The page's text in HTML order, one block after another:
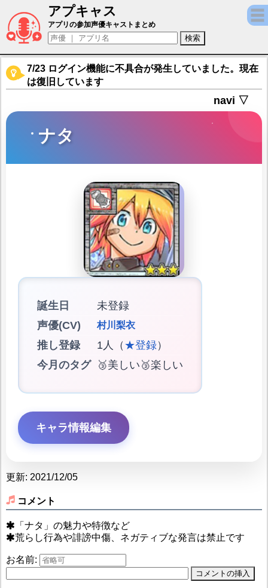
アプキャス
ナタ（声優：村川梨衣)【東京放課後サモナ
アプリの参加声優キャストまとめ
7/23 ログイン機能に不具合が発生していました。現在
は復旧しています
navi ▽
ナタ
誕生日
未登録
声優(CV)
村川梨衣
推し登録 1人（ ★登録）
今月のタグ
🥉美しい🥉楽しい
キャラ情報編集
更新: 2021/12/05
コメント
「ナタ」の魅力や特徴など
荒らし行為や誹謗中傷、ネガティブな発言は禁止です
お名前: